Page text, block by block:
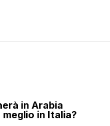
in Arabia
in Italia?